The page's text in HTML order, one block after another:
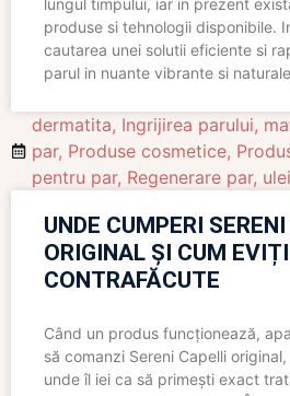
lungul timpului, iar in prezent
produse si tehnologii disponibile.
cautarea unei solutii eficiente si
parul in nuante vibrante si
dermatita, Ingrijirea parului,
par, Produse cosmetice,
pentru par, Regenerare par,
UNDE CUMPERI
ORIGINAL ȘI CUM
CONTRAFĂCUTE
Când un produs funcționează,
să comanzi Sereni Capelli
unde îl iei ca să primești exact